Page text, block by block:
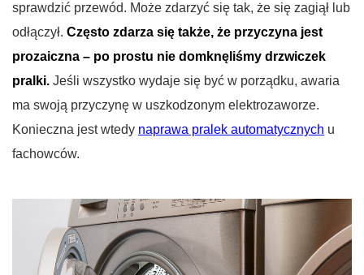
sprawdzić przewód. Może zdarzyć się tak, że się zagiął lub
odłączył. Często zdarza się także, że przyczyna jest
prozaiczna – po prostu nie domknęliśmy drzwiczek
pralki. Jeśli wszystko wydaje się być w porządku, awaria
ma swoją przyczynę w uszkodzonym elektrozaworze.
Konieczna jest wtedy naprawa pralek automatycznych u
fachowców.